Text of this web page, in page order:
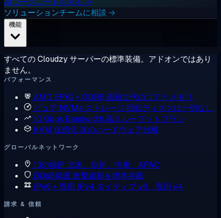
ソリューションチームに相談 →
すべての Cloudzy サーバーの標準装備。アドオンではあり
ません。
パフォーマンス
AMD EPYC + DDR5 最新世代のコアとメモリ
ピュア NVMe ストレージ 回転ディスクは一切なし
10 Gbps Bandwidth 高スループットプラン
KVM 仮想化真のハードウェア分離
グローバルネットワーク
13の場所北米、欧州、中東、APAC
DDoS保護攻撃緩和を標準搭載
IPv6 + 専用 IPv4 ネイティブ v6、専用 v4
請求 & 信頼